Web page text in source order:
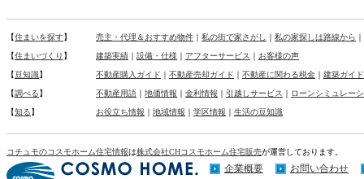
【住まいを探す】 売主・代理＆おすすめ物件 ｜ 私の街で家さがし ｜ 私の家探しは路線から
【住まいづくり 】 建築実績 ｜ 設備・仕様 ｜ アフターサービス ｜ お客様の声
【豆知識】 不動産購入ガイド ｜ 不動産売却ガイド ｜ 不動産に関わる税金 ｜ 建築ガイド
【調べる】 不動産用語 ｜ 地価情報 ｜ 金利情報 ｜ 引越しサービス ｜ ローンシミュレー
【知る】 お役立ち情報 ｜ 地域情報 ｜ 学区情報 ｜ 生活の豆知識
コチュモのコスモホーム住宅情報は株式会社CHコスモホーム住宅販売が運営しております。
企業概要 お問い合わせ